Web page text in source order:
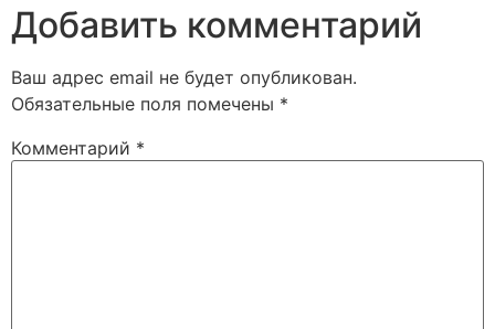
Добавить комментарий
Ваш адрес email не будет опубликован.
Обязательные поля помечены *
Комментарий *